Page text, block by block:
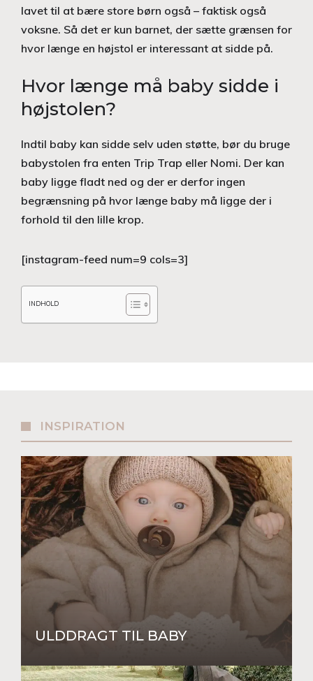
lavet til at bære store børn også – faktisk også
voksne. Så det er kun barnet, der sætte grænsen for
hvor længe en højstol er interessant at sidde på.
Hvor længe må baby sidde i
højstolen?
Indtil baby kan sidde selv uden støtte, bør du bruge
babystolen fra enten Trip Trap eller Nomi. Der kan
baby ligge fladt ned og der er derfor ingen
begrænsning på hvor længe baby må ligge der i
forhold til den lille krop.
[instagram-feed num=9 cols=3]
INDHOLD
INSPIRATION
ULDDRAGT TIL BABY